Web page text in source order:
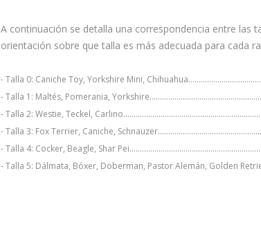
A continuación se detalla una correspondencia entre las
orientación sobre que talla es más adecuada para cada
- Talla 0: Caniche Toy, Yorkshire Mini,
- Talla 1: Maltés, Pomerania,
- Talla 2: Westie, Teckel,
- Talla 3: Fox Terrier, Caniche,
- Talla 4: Cocker, Beagle, Shar
- Talla 5: Dálmata, Bóxer, Doberman, Pastor Alemán, Golden